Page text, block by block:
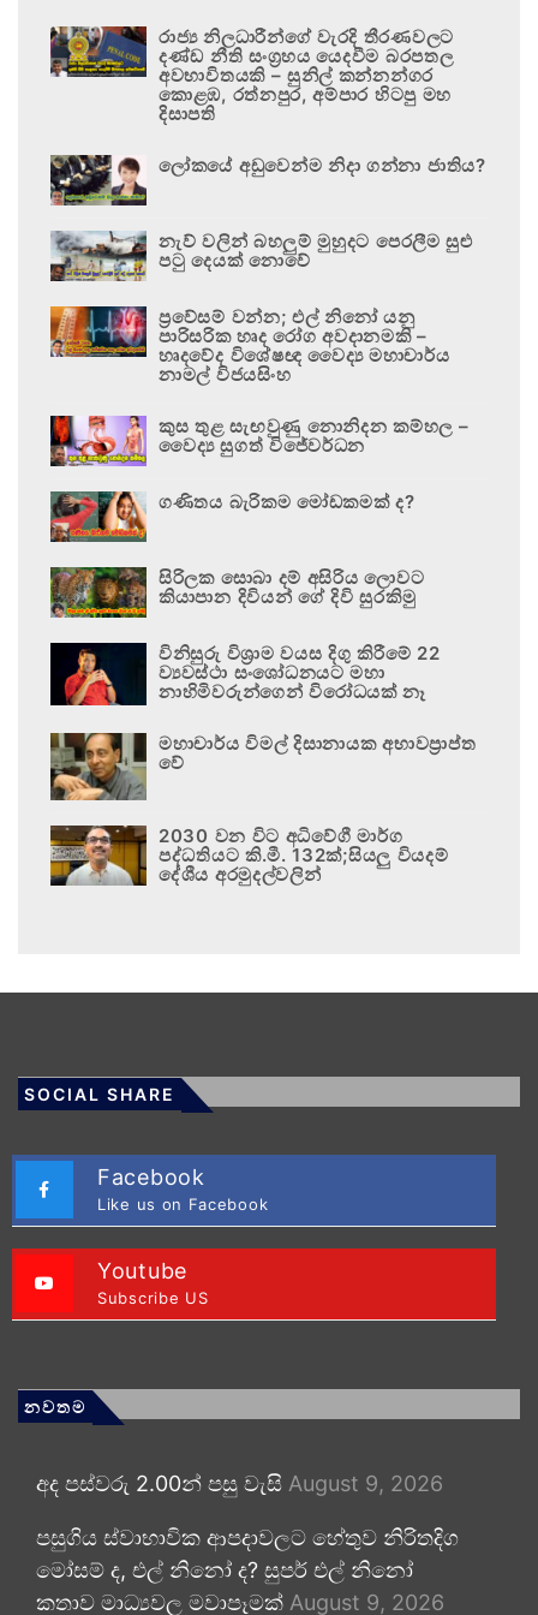
රාජ්‍ය නිලධාරීන්ගේ වැරදි තීරණවලට
දණ්ඩ නීති සංග්‍රහය යෙදවීම බරපතල
අවභාවිතයකි – සුනිල් කන්නන්ගර
කොළඹ, රත්නපුර, අම්පාර හිටපු මහ
දිසාපති
ලෝකයේ අඩුවෙන්ම නිදා ගන්නා ජාතිය?
නැව් වලින් බහලුම් මුහුදට පෙරලීම සුළු
පටු දෙයක් නොවේ
ප්‍රවේසම් වන්න; එල් නිනෝ යනු
පාරිසරික හෘද රෝග අවදානමකි –
හෘදවේද විශේෂඥ වෛද්‍ය මහාචාර්ය
නාමල් විජයසිංහ
කුස තුළ සැඟවුණු නොනිදන කම්හල –
වෛද්‍ය සුගත් විජේවර්ධන
ගණිතය බැරිකම මෝඩකමක් ද?
සිරිලක සොබා දම් අසිරිය ලොවට
කියාපාන දිවියන් ගේ දිවි සුරකිමු
විනිසුරු විශ්‍රාම වයස දිගු කිරීමේ 22
ව්‍යවස්ථා සංශෝධනයට මහා
නාහිමිවරුන්ගෙන් විරෝධයක් නෑ
මහාචාර්ය විමල් දිසානායක අභාවප්‍රාප්ත
වේ
2030 වන විට අධිවේගී මාර්ග
පද්ධතියට කි.මී. 132ක්;සියලු වියදම්
දේශීය අරමුදල්වලින්
SOCIAL SHARE
Facebook
Like us on Facebook
Youtube
Subscribe US
නවතම
අද පස්වරු 2.00න් පසු වැසි August 9, 2026
පසුගිය ස්වාභාවික ආපදාවලට හේතුව නිරිතදිග
මෝසම් ද, එල් නිනෝ ද? සුපර් එල් නිනෝ
කතාව මාධ්‍යවල මවාපෑමක් August 9, 2026